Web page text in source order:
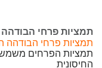
תמציות פרחי
תמציות פרחי הבודהה
תמציות הפרחים
החיסונית